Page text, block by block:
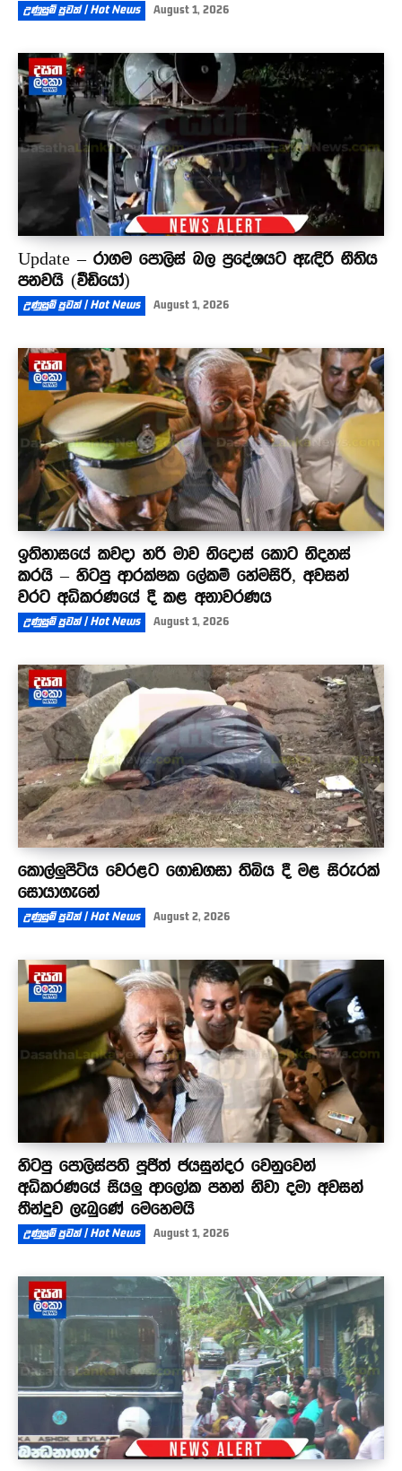
උණුසුම් පුවත් | Hot News August 1, 2026
Update – රාගම පොලිස් බල ප්‍රදේශයට ඇඳිරි නීතිය
පනවයි (වීඩියෝ)
උණුසුම් පුවත් | Hot News August 1, 2026
ඉතිහාසයේ කවදා හරි මාව නිදොස් කොට නිදහස්
කරයි – හිටපු ආරක්ෂක ලේකම් හේමසිරි, අවසන්
වරට අධිකරණයේ දී කළ අනාවරණය
උණුසුම් පුවත් | Hot News August 1, 2026
කොල්ලුපිටිය වෙරළට ගොඩගසා තිබිය දී මළ සිරුරක්
සොයාගැනේ
උණුසුම් පුවත් | Hot News August 2, 2026
හිටපු පොලිස්පති පූජිත් ජයසුන්දර වෙනුවෙන්
අධිකරණයේ සියලු ආලෝක පහන් නිවා දමා අවසන්
තීන්දුව ලැබුණේ මෙහෙමයි
උණුසුම් පුවත් | Hot News August 1, 2026